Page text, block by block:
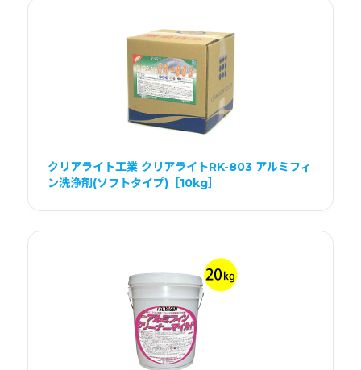
クリアライト工業 クリアライトRK-803 アルミフィ
ン洗浄剤(ソフトタイプ)［10kg］